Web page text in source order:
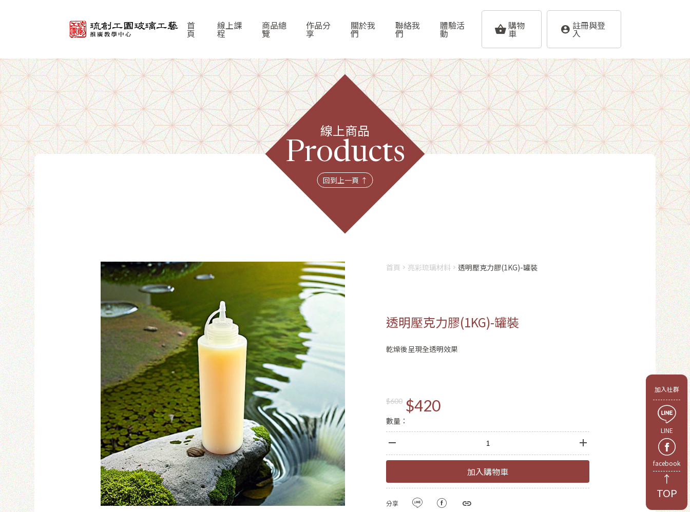
首
頁
線上課
程
商品總
覽
作品分
享
關於我
們
聯絡我
們
體驗活
動
購物
車
註冊與登
入
會員登入
Email
密碼
登入
註冊新會員
使用LINE登入
姓名
Email
密碼
確認
首頁
線上課程
加入社群
LINE
facebook
↑
TOP
線上商品
Products
回到上一頁 ↑
首頁 亮彩琉璃材料 透明壓克力膠(1KG)-罐裝
透明壓克力膠(1KG)-罐裝
乾燥後呈現全透明效果
$600 $420
數量：
加入購物車
分享